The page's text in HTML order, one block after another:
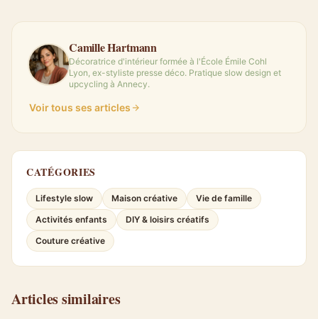
Camille Hartmann
Décoratrice d'intérieur formée à l'École Émile Cohl
Lyon, ex-styliste presse déco. Pratique slow design et
upcycling à Annecy.
Voir tous ses articles
CATÉGORIES
Lifestyle slow Maison créative
Vie de famille
Activités enfants
DIY & loisirs créatifs
Couture créative
Articles similaires